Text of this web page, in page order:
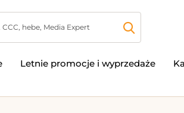
Letnie promocje i wyprzedaże